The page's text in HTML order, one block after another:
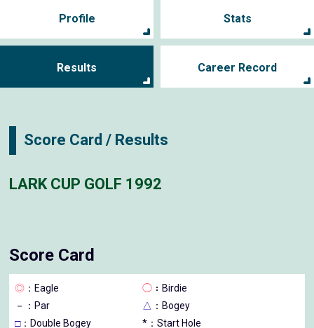
Profile Stats
Results Career Record
Score Card / Results
LARK CUP GOLF 1992
Score Card
◎ ：Eagle ◯ ：Birdie
－
：Par △ ：Bogey
□：Double Bogey
*：Start Hole